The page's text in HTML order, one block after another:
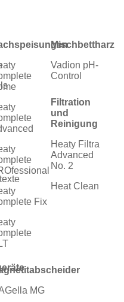
Fix
MG
Mischbettharz
Vadion pH-
Control
Filtration
und
Reinigung
Heaty Filtra
Advanced
No. 2
Heat Clean